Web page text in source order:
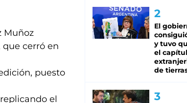
Muñoz
que cerró en
puesto
el
El
y tuvo
el
de